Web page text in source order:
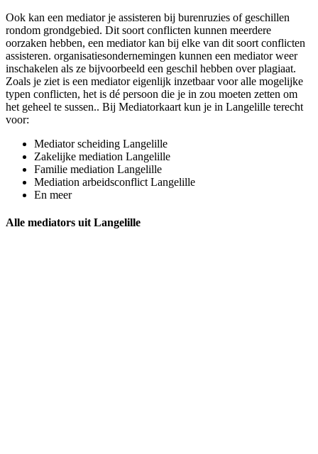
Ook kan een mediator je assisteren bij burenruzies of geschillen
rondom grondgebied. Dit soort conflicten kunnen meerdere
oorzaken hebben, een mediator kan bij elke van dit soort conflicten
assisteren. organisatiesondernemingen kunnen een mediator weer
inschakelen als ze bijvoorbeeld een geschil hebben over plagiaat.
Zoals je ziet is een mediator eigenlijk inzetbaar voor alle mogelijke
typen conflicten, het is dé persoon die je in zou moeten zetten om
het geheel te sussen.. Bij Mediatorkaart kun je in Langelille terecht
voor:
Mediator scheiding Langelille
Zakelijke mediation Langelille
Familie mediation Langelille
Mediation arbeidsconflict Langelille
En meer
Alle mediators uit Langelille